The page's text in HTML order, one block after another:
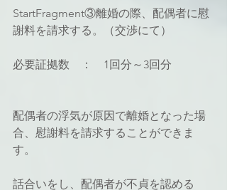
StartFragment③離婚の際、配偶者に慰
謝料を請求する。（交渉にて）
必要証拠数　：　1回分～3回分
配偶者の浮気が原因で離婚となった場
合、慰謝料を請求することができま
す。
話合いをし、配偶者が不貞を認める